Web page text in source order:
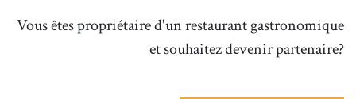
Vous êtes propriétaire d'un restaurant gastronomique
et souhaitez devenir partenaire?